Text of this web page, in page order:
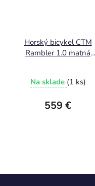
Horský bicykel CTM
Rambler 1.0 matná
Na sklade (1 ks)
559 €